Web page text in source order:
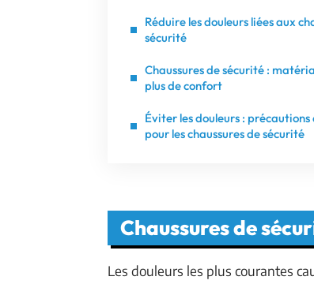
Réduire les douleurs liées aux
sécurité
Chaussures de sécurité :
plus de confort
Éviter les douleurs :
pour les chaussures de sécurité
Chaussures de
Les douleurs les plus courantes